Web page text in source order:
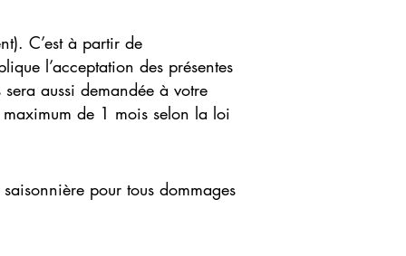
C’est à partir de
l’acceptation des présentes
aussi demandée à votre
de 1 mois selon la loi
pour tous dommages